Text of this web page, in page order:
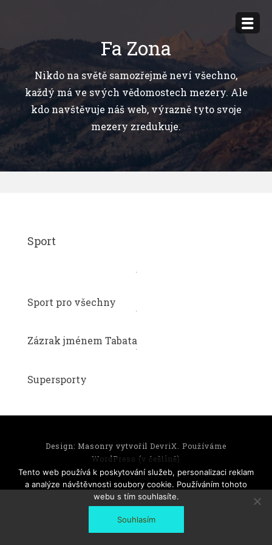
obsahu
Fa Zona
Nikdo na světě samozřejmě neví všechno,
každý má ve svých vědomostech mezery. Ale
kdo navštěvuje náš web, výrazně tyto svoje
mezery zredukuje.
Sport
Sport pro všechny
Zázrak jménem Tabata
Supersporty
Design: Masonry vytvořil DevriX
Používáme
WordPress (v češtině)
Tento web používá k poskytování služeb, personalizaci reklam
a analýze návštěvnosti soubory cookie. Používáním tohoto
webu s tím souhlasíte.
Souhlasím